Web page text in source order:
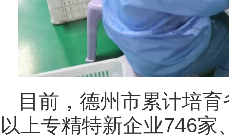
目前，德州市累计培
以上专精特新企业746家